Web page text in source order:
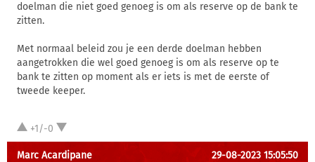
doelman die niet goed genoeg is om als reserve op de bank te
zitten.
Met normaal beleid zou je een derde doelman hebben
aangetrokken die wel goed genoeg is om als reserve op te
bank te zitten op moment als er iets is met de eerste of
tweede keeper.
+1/-0
Marc Acardipane 29-08-2023 15:05:50